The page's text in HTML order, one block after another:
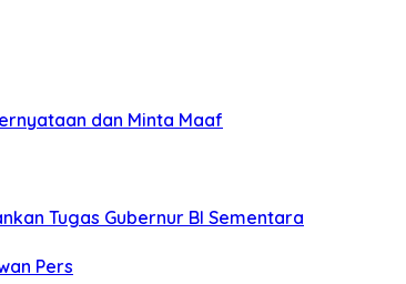
dan Minta Maaf
Tugas Gubernur BI Sementara
Pers